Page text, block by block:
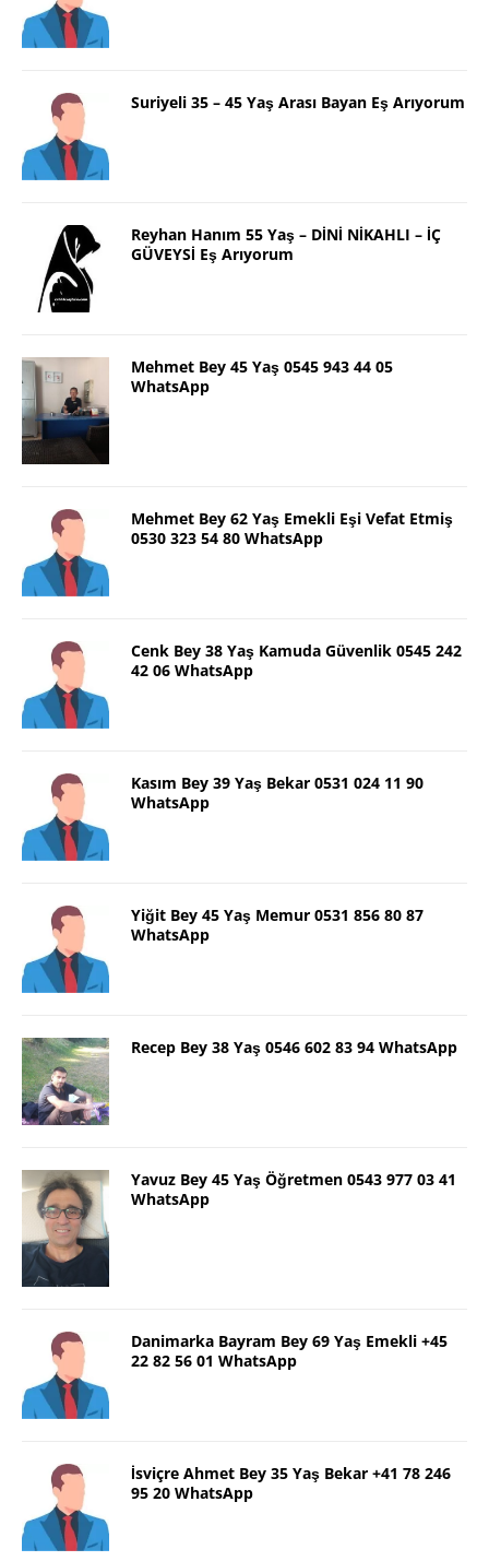
Suriyeli 35 – 45 Yaş Arası Bayan Eş Arıyorum
Reyhan Hanım 55 Yaş – DİNİ NİKAHLI – İÇ
GÜVEYSİ Eş Arıyorum
Mehmet Bey 45 Yaş 0545 943 44 05
WhatsApp
Mehmet Bey 62 Yaş Emekli Eşi Vefat Etmiş
0530 323 54 80 WhatsApp
Cenk Bey 38 Yaş Kamuda Güvenlik 0545 242
42 06 WhatsApp
Kasım Bey 39 Yaş Bekar 0531 024 11 90
WhatsApp
Yiğit Bey 45 Yaş Memur 0531 856 80 87
WhatsApp
Recep Bey 38 Yaş 0546 602 83 94 WhatsApp
Yavuz Bey 45 Yaş Öğretmen 0543 977 03 41
WhatsApp
Danimarka Bayram Bey 69 Yaş Emekli +45
22 82 56 01 WhatsApp
İsviçre Ahmet Bey 35 Yaş Bekar +41 78 246
95 20 WhatsApp